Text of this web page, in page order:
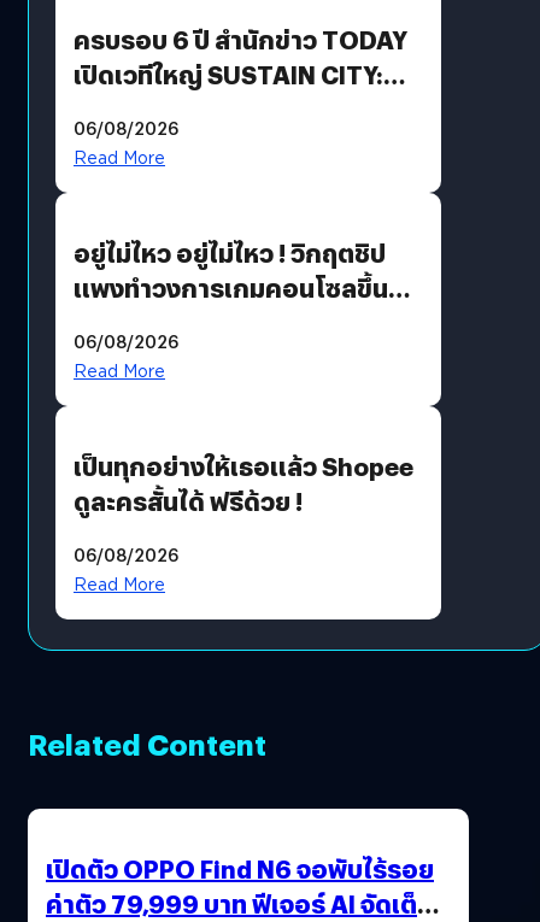
ครบรอบ 6 ปี สำนักข่าว TODAY
เปิดเวทีใหญ่ SUSTAIN CITY:
แนวทางปรับตัวสู่เศรษฐกิจสี
06/08/2026
Read More
อยู่ไม่ไหว อยู่ไม่ไหว ! วิกฤตชิป
แพงทำวงการเกมคอนโซลขึ้น
?
06/08/2026
Read More
เป็นทุกอย่างให้เธอแล้ว Shopee
ดูละครสั้นได้ ฟรีด้วย !
06/08/2026
Read More
Related Content
เปิดตัว OPPO Find N6 จอพับไร้รอย
ค่าตัว 79,999 บาท ฟีเจอร์ AI จัดเต็ม